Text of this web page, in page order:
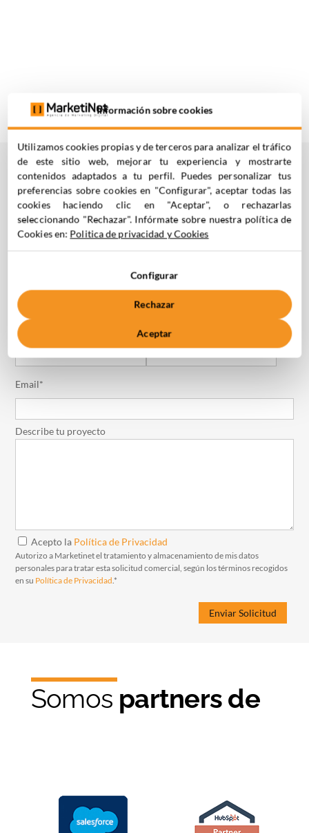
¿TEAYUDAMOS?
C. Medea 4, 28037 Madrid
Nombre* Apellidos*
Nombre de la Empresa* Teléfono de Contacto*
Email*
Describe tu proyecto
Acepto la Política de Privacidad
Autorizo a Marketinet el tratamiento y almacenamiento de mis datos
personales para tratar esta solicitud comercial, según los términos recogidos
en su Política de Privacidad.*
Somos partners de
Información sobre cookies
Utilizamos cookies propias y de terceros para analizar el tráfico
de este sitio web, mejorar tu experiencia y mostrarte
contenidos adaptados a tu perfil. Puedes personalizar tus
preferencias sobre cookies en "Configurar", aceptar todas las
cookies haciendo clic en "Aceptar", o rechazarlas
seleccionando "Rechazar". Infórmate sobre nuestra política de
Cookies en: Politica de privacidad y Cookies
Configurar
Rechazar
Aceptar